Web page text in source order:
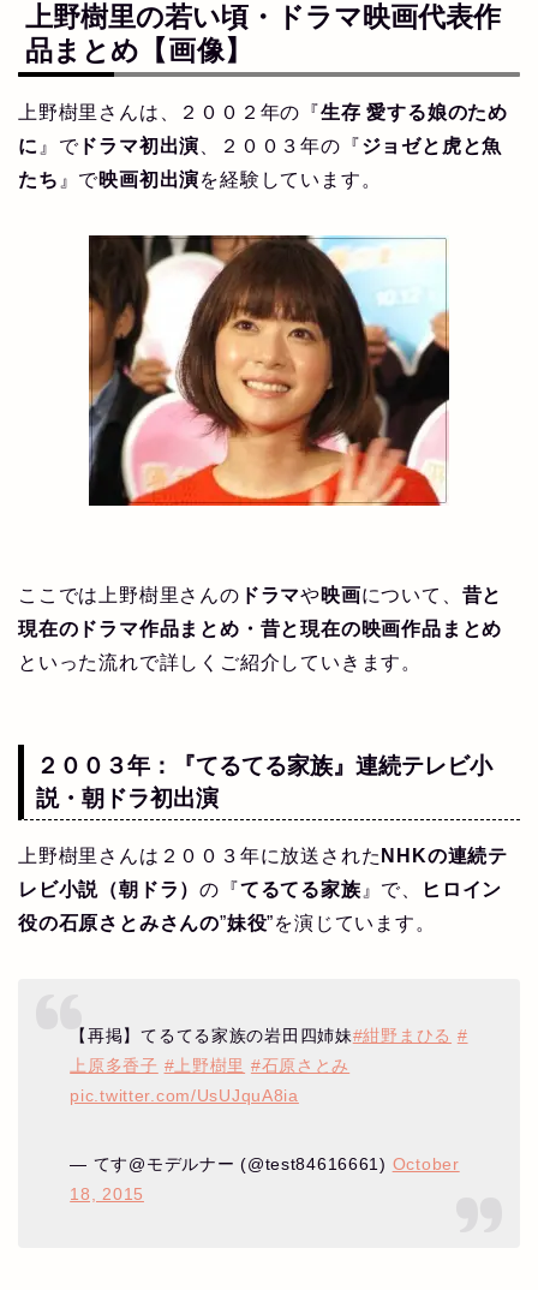
上野樹里の若い頃・ドラマ映画代表作
品まとめ 【画像】
上野樹里さんは、２００２年の『生存 愛する娘のため
に 』でドラマ初出演 、２００３年の『ジョゼと虎と魚
たち 』で映画初出演を経験しています。
ここでは上野樹里さんの ドラマや映画について、 昔と
現在のドラマ作品まとめ・昔と現在の映画作品まとめ
といった流れで詳しくご紹介していきます。
２００３年：『てるてる家族』連続テレビ小
説・朝ドラ初出演
上野樹里さんは２００３年に放送された NHKの連続テ
レビ小説（朝ドラ）の『てるてる家族』で、
ヒロイン
役の石原さとみさんの”妹役”を演じています。
【再掲】てるてる家族の岩田四姉妹#紺野まひる #
上原多香子 #上野樹里 #石原さとみ
pic.twitter.com/UsUJquA8ia
— てす@モデルナー (@test84616661) October
18, 2015